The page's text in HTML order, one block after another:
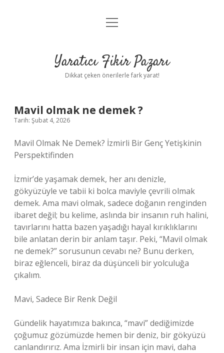
Anasayfa
Yasal Uyarı
menüyü
Yaratıcı Fikir Pazarı
Dikkat çeken önerilerle fark yarat!
Mavil olmak ne demek ?
Tarih: Şubat 4, 2026
Mavil Olmak Ne Demek? İzmirli Bir Genç Yetişkinin
Perspektifinden
İzmir’de yaşamak demek, her anı denizle,
gökyüzüyle ve tabii ki bolca maviyle çevrili olmak
demek. Ama mavi olmak, sadece doğanın renginden
ibaret değil; bu kelime, aslında bir insanın ruh halini,
tavırlarını hatta bazen yaşadığı hayal kırıklıklarını
bile anlatan derin bir anlam taşır. Peki, “Mavil olmak
ne demek?” sorusunun cevabı ne? Bunu derken,
biraz eğlenceli, biraz da düşünceli bir yolculuğa
çıkalım.
Mavi, Sadece Bir Renk Değil
Gündelik hayatımıza bakınca, “mavi” dediğimizde
çoğumuz gözümüzde hemen bir deniz, bir gökyüzü
canlandırırız. Ama İzmirli bir insan için mavi, daha